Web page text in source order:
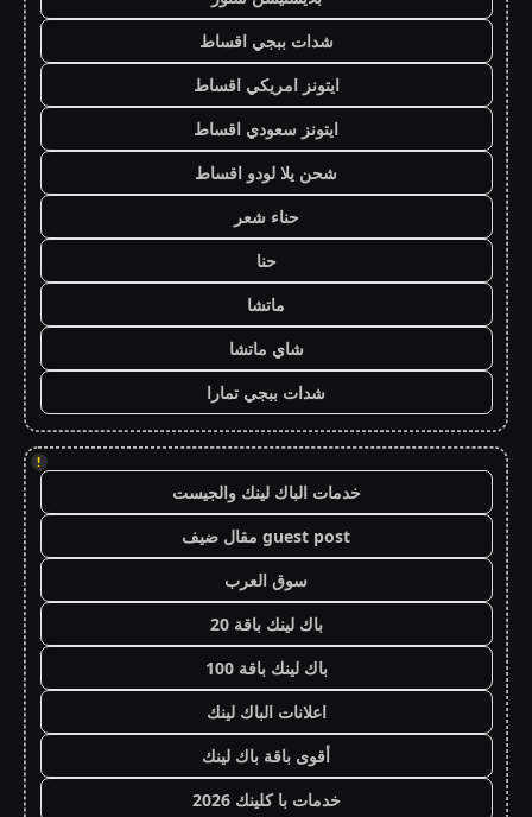
شدات ببجي اقساط
ايتونز امريكي اقساط
ايتونز سعودي اقساط
شحن يلا لودو اقساط
حناء شعر
حنا
ماتشا
شاي ماتشا
شدات ببجي تمارا
!
خدمات الباك لينك والجيست
guest post مقال ضيف
سوق العرب
باك لينك باقة 20
باك لينك باقة 100
اعلانات الباك لينك
أقوى باقة باك لينك
خدمات با كلينك 2026